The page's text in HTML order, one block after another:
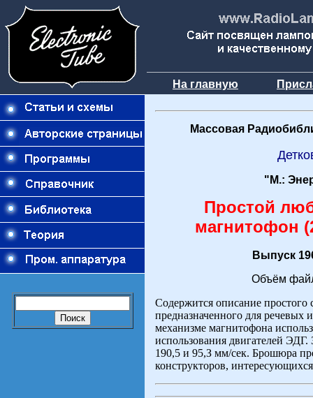
На главную
Массовая
"М.:
Простой
магнитофон
Выпуск
Объём
Содержится описание простого
предназначенного для
механизме магнитофона
использования двигателей
190,5 и 95,З мм/сек. Брошюра
конструкторов,